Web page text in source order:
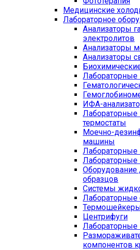
Медицинские
Лабораторное
Анализаторы
электролитов
Анализаторы
Анализаторы
Лабораторные
ИФА-
Лабораторные
термостаты
Моечно-
машины
Оборудование
образцов
Системы
Лабораторные
Центрифуги
компонентов